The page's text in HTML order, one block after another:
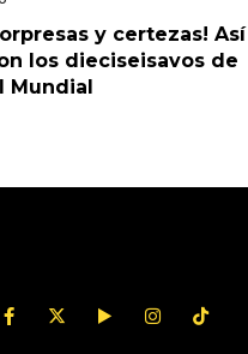
y certezas! Así
los dieciseisavos de
Mundial